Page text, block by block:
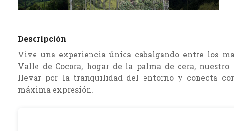
Descripción
Vive una experiencia única cabalgando entre los
Valle de Cocora, hogar de la palma de cera, nuestro
llevar por la tranquilidad del entorno y conecta
máxima expresión.